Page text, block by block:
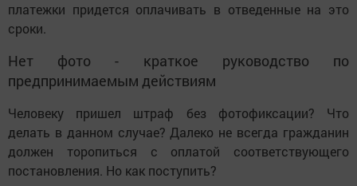
платежки придется оплачивать в отведенные на это
сроки.
Нет фото - краткое руководство по
предпринимаемым действиям
Человеку пришел штраф без фотофиксации? Что
делать в данном случае? Далеко не всегда гражданин
должен торопиться с оплатой соответствующего
постановления. Но как поступить?